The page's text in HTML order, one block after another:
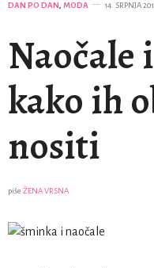
DAN PO DAN, MODA 14. SRPNJA
Naočale
kako ih
nositi
piše ŽENA VRSNA